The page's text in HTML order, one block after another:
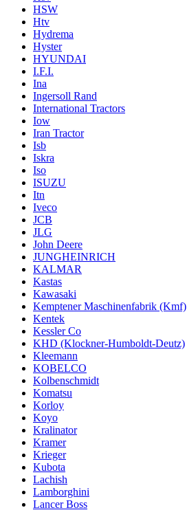
HSW
Htv
Hydrema
Hyster
HYUNDAI
I.F.I.
Ina
Ingersoll Rand
International Tractors
Iow
Iran Tractor
Isb
Iskra
Iso
ISUZU
Itn
Iveco
JCB
JLG
John Deere
JUNGHEINRICH
KALMAR
Kastas
Kawasaki
Kemptener Maschinenfabrik (Kmf)
Kentek
Kessler Co
KHD (Klockner-Humboldt-Deutz)
Kleemann
KOBELCO
Kolbenschmidt
Komatsu
Korloy
Koyo
Kralinator
Kramer
Krieger
Kubota
Lachish
Lamborghini
Lancer Boss